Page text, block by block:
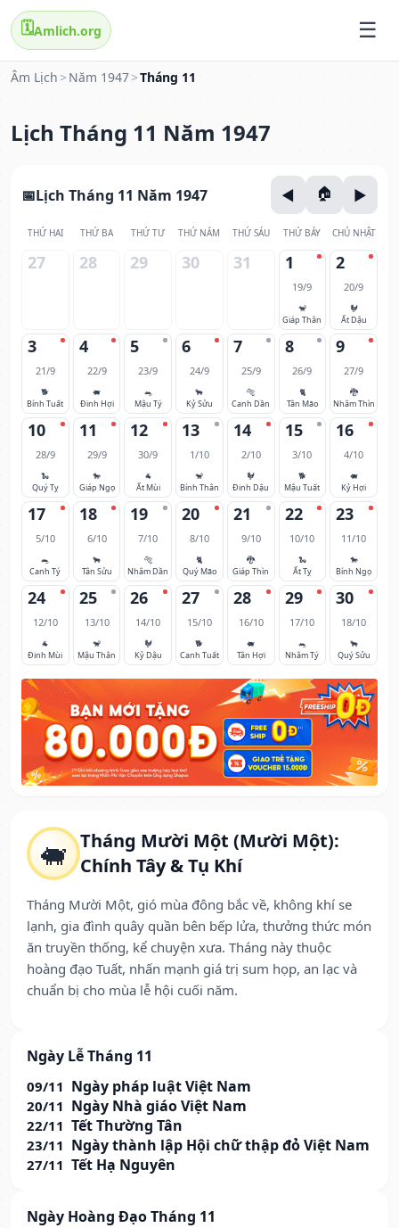
🗓️Amlich.org
Âm Lịch > Năm 1947>Tháng 11
Lịch Tháng 11 Năm 1947
🐖 Tháng Mười Một (Mười Một):
Chính Tây & Tụ Khí
Tháng Mười Một, gió mùa đông bắc về, không khí se
lạnh, gia đình quây quần bên bếp lửa, thưởng thức món
ăn truyền thống, kể chuyện xưa. Tháng này thuộc
hoàng đạo Tuất, nhấn mạnh giá trị sum họp, an lạc và
chuẩn bị cho mùa lễ hội cuối năm.
Ngày Lễ Tháng 11
09/11 Ngày pháp luật Việt Nam
20/11 Ngày Nhà giáo Việt Nam
22/11 Tết Thường Tân
23/11 Ngày thành lập Hội chữ thập đỏ Việt Nam
27/11 Tết Hạ Nguyên
Ngày Hoàng Đạo Tháng 11
Lịch Tháng 11 Năm 1947
THỨ HAI THỨ BA THỨ TƯ THỨ NĂM THỨ SÁU THỨ BẢY CHỦ NHẬT
27 28 29 30 31 1
19/9
🐒
Giáp Thân
2
20/9
🐓
Ất Dậu
3
21/9
🐕
Bính Tuất
4
22/9
🐖
Đinh Hợi
5
23/9
🐀
Mậu Tý
6
24/9
🐂
Kỷ Sửu
7
25/9
🐅
Canh Dần
8
26/9
🐈
Tân Mão
9
27/9
🐉
Nhâm Thìn
10
28/9
🐍
Quý Tỵ
11
29/9
🐎
Giáp Ngọ
12
30/9
🐐
Ất Mùi
13
1/10
🐒
Bính Thân
14
2/10
🐓
Đinh Dậu
15
3/10
🐕
Mậu Tuất
16
4/10
🐖
Kỷ Hợi
17
5/10
🐀
Canh Tý
18
6/10
🐂
Tân Sửu
19
7/10
🐅
Nhâm Dần
20
8/10
🐈
Quý Mão
21
9/10
🐉
Giáp Thìn
22
10/10
🐍
Ất Tỵ
23
11/10
🐎
Bính Ngọ
24
12/10
🐐
Đinh Mùi
25
13/10
🐒
Mậu Thân
26
14/10
🐓
Kỷ Dậu
27
15/10
🐕
Canh Tuất
28
16/10
🐖
Tân Hợi
29
17/10
🐀
Nhâm Tý
30
18/10
🐂
Quý Sửu